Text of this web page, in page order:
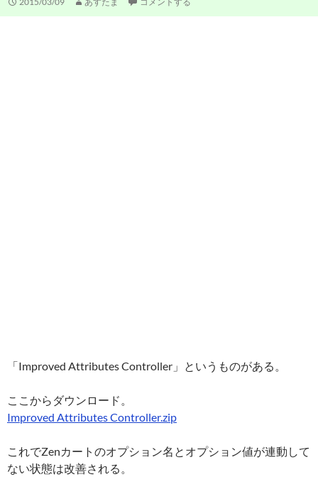
「Improved Attributes Controller」というものがある。
ここからダウンロード。
Improved Attributes Controller.zip
これでZenカートのオプション名とオプション値が連動して
ない状態は改善される。